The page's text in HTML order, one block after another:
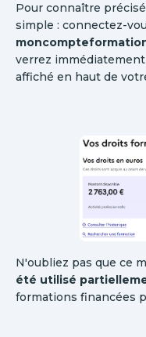
Pour connaître
simple : connectez-
verrez
affiché en haut de
N'oubliez pas que ce
été utilisé
formations financées